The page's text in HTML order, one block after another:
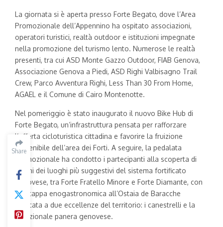
Share
La giornata si è aperta presso Forte Begato, dove l’Area
Promozionale dell’Appennino ha ospitato associazioni,
operatori turistici, realtà outdoor e istituzioni impegnate
nella promozione del turismo lento. Numerose le realtà
presenti, tra cui ASD Monte Gazzo Outdoor, FIAB Genova,
Associazione Genova a Piedi, ASD Righi Valbisagno Trail
Crew, Parco Avventura Righi, Less Than 30 From Home,
AGAEL e il Comune di Cairo Montenotte.
Nel pomeriggio è stato inaugurato il nuovo Bike Hub di
Forte Begato, un’infrastruttura pensata per rafforzare
l’offerta cicloturistica cittadina e favorire la fruizione
sostenibile dell’area dei Forti. A seguire, la pedalata
promozionale ha condotto i partecipanti alla scoperta di
alcuni dei luoghi più suggestivi del sistema fortificato
genovese, tra Forte Fratello Minore e Forte Diamante, con
una tappa enogastronomica all’Ostaia de Baracche
dedicata a due eccellenze del territorio: i canestrelli e la
tradizionale panera genovese.